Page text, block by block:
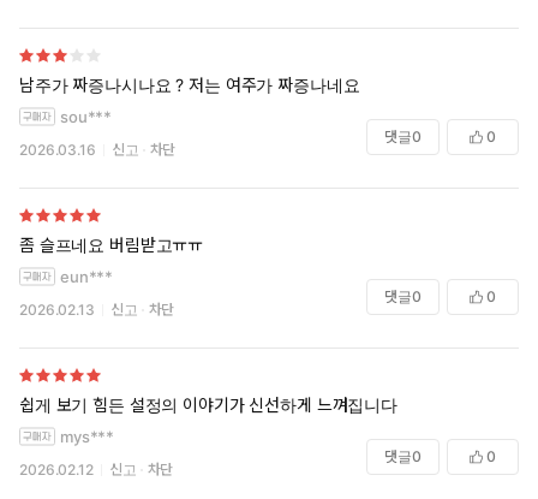
남주가 짜증나시나요 ? 저는 여주가 짜증나네요
sou***
2026.03.16 신고 차단
댓글0 0
좀 슬프네요 버림받고ㅠㅠ
eun***
2026.02.13 신고 차단
댓글0 0
쉽게 보기 힘든 설정의 이야기가 신선하게 느껴집니다
mys***
2026.02.12 신고 차단
댓글0 0